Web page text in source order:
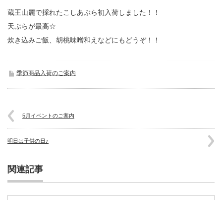
蔵王山麗で採れたこしあぶら初入荷しました！！
天ぷらが最高☆
炊き込みご飯、胡桃味噌和えなどにもどうぞ！！
季節商品入荷のご案内
5月イベントのご案内
明日は子供の日♪
関連記事